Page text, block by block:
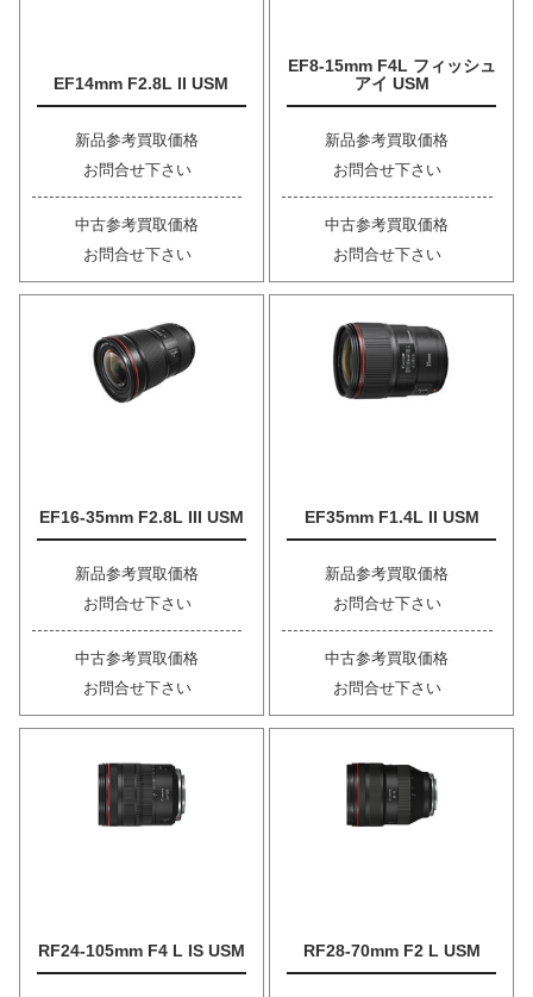
EF14mm F2.8L II USM
新品参考買取価格
お問合せ下さい
中古参考買取価格
お問合せ下さい
EF8-15mm F4L フィッシュ
アイ USM
新品参考買取価格
お問合せ下さい
中古参考買取価格
お問合せ下さい
EF16-35mm F2.8L III USM
新品参考買取価格
お問合せ下さい
中古参考買取価格
お問合せ下さい
EF35mm F1.4L II USM
新品参考買取価格
お問合せ下さい
中古参考買取価格
お問合せ下さい
RF24-105mm F4 L IS USM RF28-70mm F2 L USM